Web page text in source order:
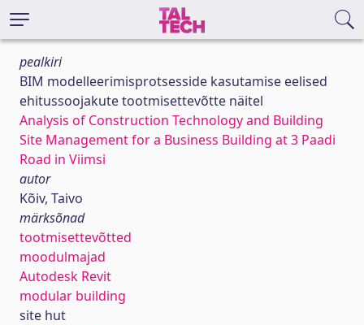
pealkiri
BIM modelleerimisprotsesside kasutamise eelised
ehitussoojakute tootmisettevõtte näitel
Analysis of Construction Technology and Building
Site Management for a Business Building at 3 Paadi
Road in Viimsi
autor
Kõiv, Taivo
märksõnad
tootmisettevõtted
moodulmajad
Autodesk Revit
modular building
site hut